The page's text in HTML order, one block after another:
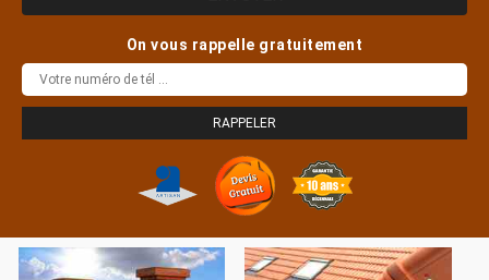
On vous rappelle gratuitement